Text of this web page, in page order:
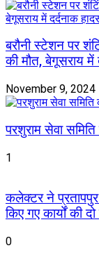
बरौनी स्टेशन पर
की मौत, बेगूसराय में
November 9, 2024
परशुराम सेवा
1
कलेक्टर ने प्रतापपुर
किए गए कार्यों की
0